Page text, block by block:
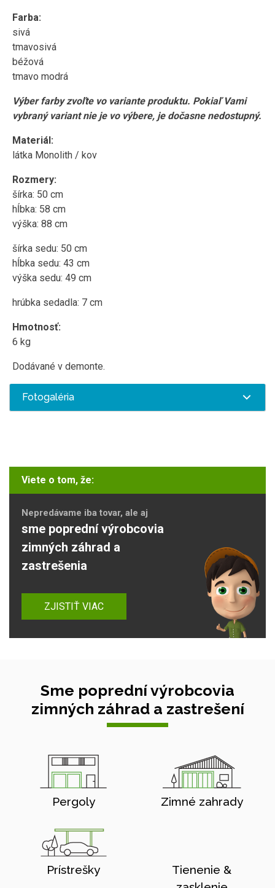
Farba:
sivá
tmavosivá
béžová
tmavo modrá
Výber farby zvoľte vo variante produktu. Pokiaľ Vami
vybraný variant nie je vo výbere, je dočasne nedostupný.
Materiál:
látka Monolith / kov
Rozmery:
šírka: 50 cm
hĺbka: 58 cm
výška: 88 cm
šírka sedu: 50 cm
hĺbka sedu: 43 cm
výška sedu: 49 cm
hrúbka sedadla: 7 cm
Hmotnosť:
6 kg
Dodávané v demonte.
Fotogaléria
Viete o tom, že:
Nepredávame iba tovar, ale aj
sme poprední výrobcovia
zimných záhrad a
zastrešenia
ZJISTIŤ VIAC
Sme poprední výrobcovia
zimných záhrad a zastrešení
Pergoly Zimné zahrady
Prístrešky
Tienenie &